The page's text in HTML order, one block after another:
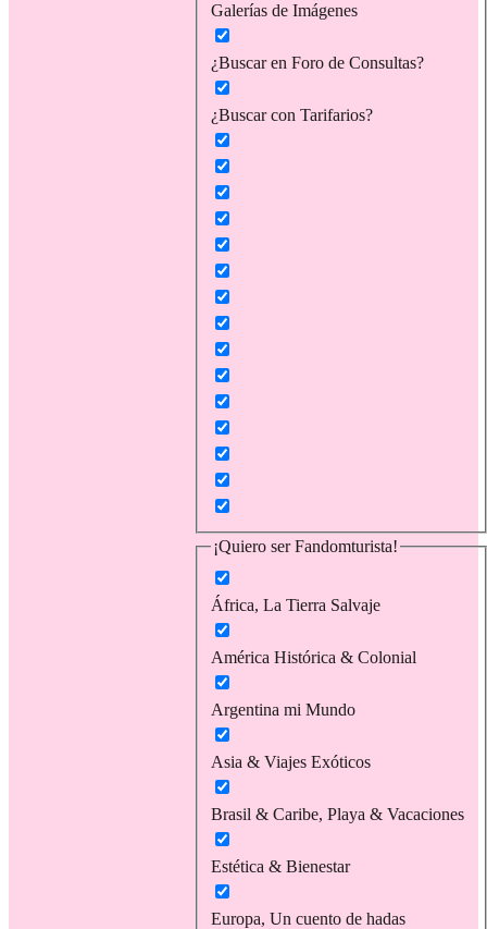
Galerías de Imágenes
¿Buscar en Foro de Consultas?
¿Buscar con Tarifarios?
¡Quiero ser Fandomturista!
África, La Tierra Salvaje
América Histórica & Colonial
Argentina mi Mundo
Asia & Viajes Exóticos
Brasil & Caribe, Playa & Vacaciones
Estética & Bienestar
Europa, Un cuento de hadas